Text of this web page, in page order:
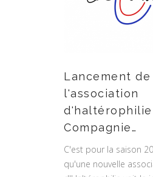
Lancement de
l'association
d'haltérophilie
Compagnie…
C'est pour la saison
qu'une nouvelle